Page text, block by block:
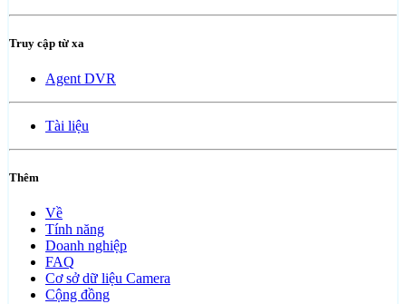
Truy cập từ xa
Agent DVR
Tài liệu
Thêm
Về
Tính năng
Doanh nghiệp
FAQ
Cơ sở dữ liệu Camera
Cộng đồng